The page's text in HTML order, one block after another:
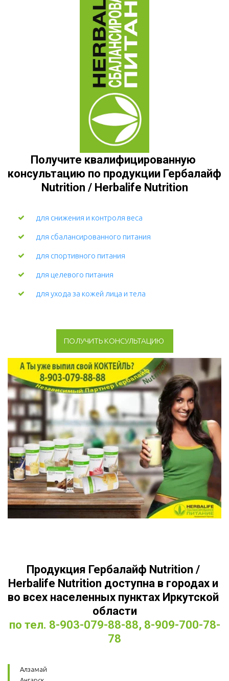
Получите квалифицированную
консультацию по продукции Гербалайф
Nutrition / Herbalife Nutrition
для снижения и контроля веса
для сбалансированного питания
для спортивного питания
для целевого питания
для ухода за кожей лица и тела
ПОЛУЧИТЬ КОНСУЛЬТАЦИЮ
Продукция Гербалайф Nutrition /
Herbalife Nutrition доступна в городах и
во всех населенных пунктах Иркутской
области
по тел. 8-903-079-88-88, 8-909-700-78-
78
Алзамай